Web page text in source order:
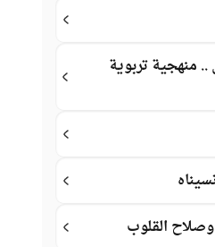
منهجية تربوية
القلوب